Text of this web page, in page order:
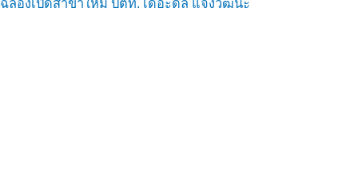
ฉลองเปิดสาขาใหม่ ปตท. เดอะดีล แจ้งวัฒนะ